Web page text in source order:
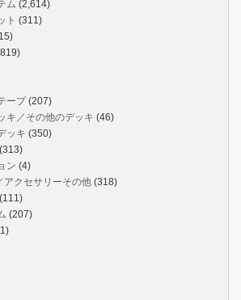
ム (2,614)
ト (311)
ープ(207)
キ／その他のデッキ (46)
ッキ (350)
(313)
ン (4)
アクセサリーその他 (318)
(111)
(207)